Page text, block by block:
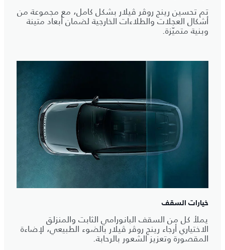
تم تحسين رينج روڤر ڤيلار بشكل كامل، مع مجموعة من
أشكال العجلات والطلاءات الخارجية لضمان أبعاد متينة
وبنية متميّزة.
خيارات السقف
يملأ كل من السقف البانورامي الثابت والمنزلق
الاختياري أرجاء رينج روڤر ڤيلار بالضوء الطبيعي، لإضاءة
المقصورة وتعزيز الشعور بالرحابة.